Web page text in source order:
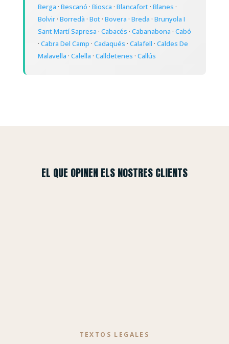
Berga · Bescanó · Biosca · Blancafort· Blanes ·
Bolvir· Borredà · Bot· Bovera · Breda · Brunyola I
Sant Martí Sapresa · Cabacés · Cabanabona · Cabó
· Cabra Del Camp · Cadaqués · Calafell · Caldes De
Malavella · Calella · Calldetenes · Callús
EL QUE OPINEN ELS NOSTRES CLIENTS
TEXTOS LEGALES